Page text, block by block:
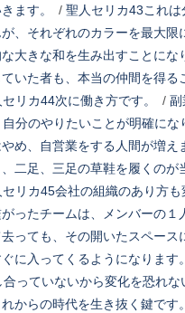
ます。
/ 聖人セリカ43これは
、それぞれのカラーを最大限
大きな和を生み出すことにな
いた者も、本当の仲間を得る
リカ44次に働き方です。 / 副
自分のやりたいことが明確にな
め、自営業をする人間が増え
二足、三足の草鞋を履くのが
リカ45会社の組織のあり方も
ったチームは、メンバーの１
っても、その開いたスペース
に入ってくるようになります。
っていないから変化を恐れな
からの時代を生き抜く鍵です。